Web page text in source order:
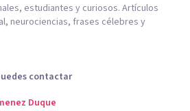
estudiantes y curiosos. Artículos
neurociencias, frases célebres y
contactar
Duque